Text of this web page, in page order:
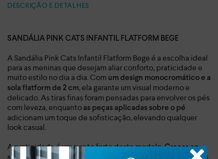
DESCRIÇÃO E DETALHES
SANDÁLIA PINK CATS INFANTIL FLATFORM BEGE
A Sandália Pink Cats Infantil Flatform Bege é a escolha ideal
para as meninas que desejam aliar conforto, praticidade e
muito estilo no dia a dia. Com um design monocromático e a
sola flatform de 2 cm, ela garante um visual moderno e
delicado. As tiras finas foram pensadas para envolver os pés
com leveza, enquanto as peças aplicadas sobre o pé
adicionam um toque de sofisticação, elevando qualquer
look casual.
A praticidade é um ponto forte deste modelo.Graças ao
seu calce fácil e à tira maleável que envolve o calcanhar
, as